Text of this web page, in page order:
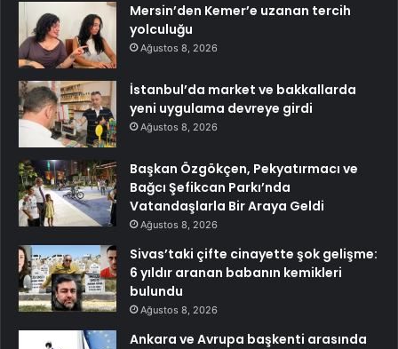
Mersin’den Kemer’e uzanan tercih
yolculuğu
Ağustos 8, 2026
İstanbul’da market ve bakkallarda
yeni uygulama devreye girdi
Ağustos 8, 2026
Başkan Özgökçen, Pekyatırmacı ve
Bağcı Şefikcan Parkı’nda
Vatandaşlarla Bir Araya Geldi
Ağustos 8, 2026
Sivas’taki çifte cinayette şok gelişme:
6 yıldır aranan babanın kemikleri
bulundu
Ağustos 8, 2026
Ankara ve Avrupa başkenti arasında